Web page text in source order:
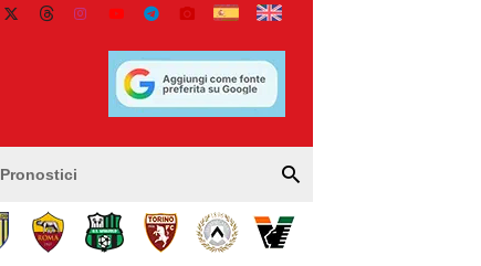
Pronostici